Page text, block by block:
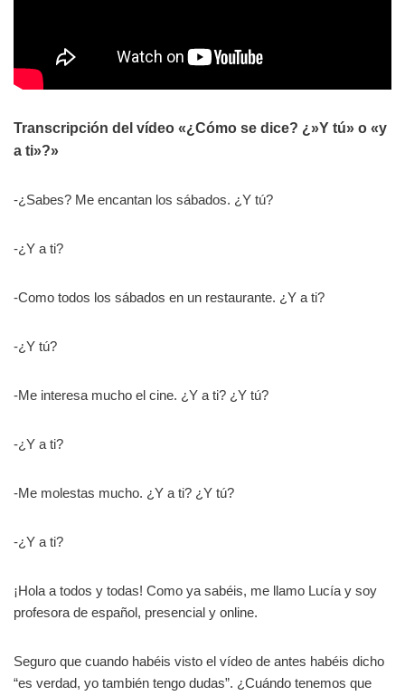
Transcripción del vídeo «¿Cómo se dice? ¿»Y tú» o «y
a ti»?»
-¿Sabes? Me encantan los sábados. ¿Y tú?
-¿Y a ti?
-Como todos los sábados en un restaurante. ¿Y a ti?
-¿Y tú?
-Me interesa mucho el cine. ¿Y a ti? ¿Y tú?
-¿Y a ti?
-Me molestas mucho. ¿Y a ti? ¿Y tú?
-¿Y a ti?
¡Hola a todos y todas! Como ya sabéis, me llamo Lucía y soy
profesora de español, presencial y online.
Seguro que cuando habéis visto el vídeo de antes habéis dicho
“es verdad, yo también tengo dudas”. ¿Cuándo tenemos que